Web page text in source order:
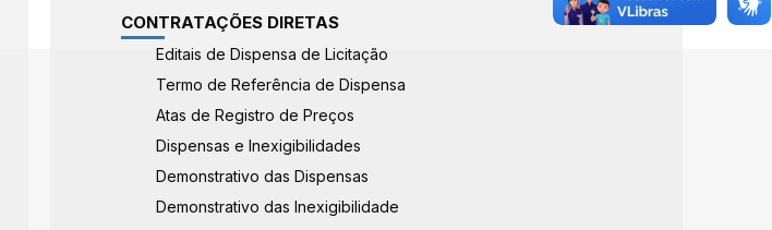
CONTRATAÇÕES DIRETAS
Editais de Dispensa de Licitação
Termo de Referência de Dispensa
Atas de Registro de Preços
Dispensas e Inexigibilidades
Demonstrativo das Dispensas
Demonstrativo das Inexigibilidade